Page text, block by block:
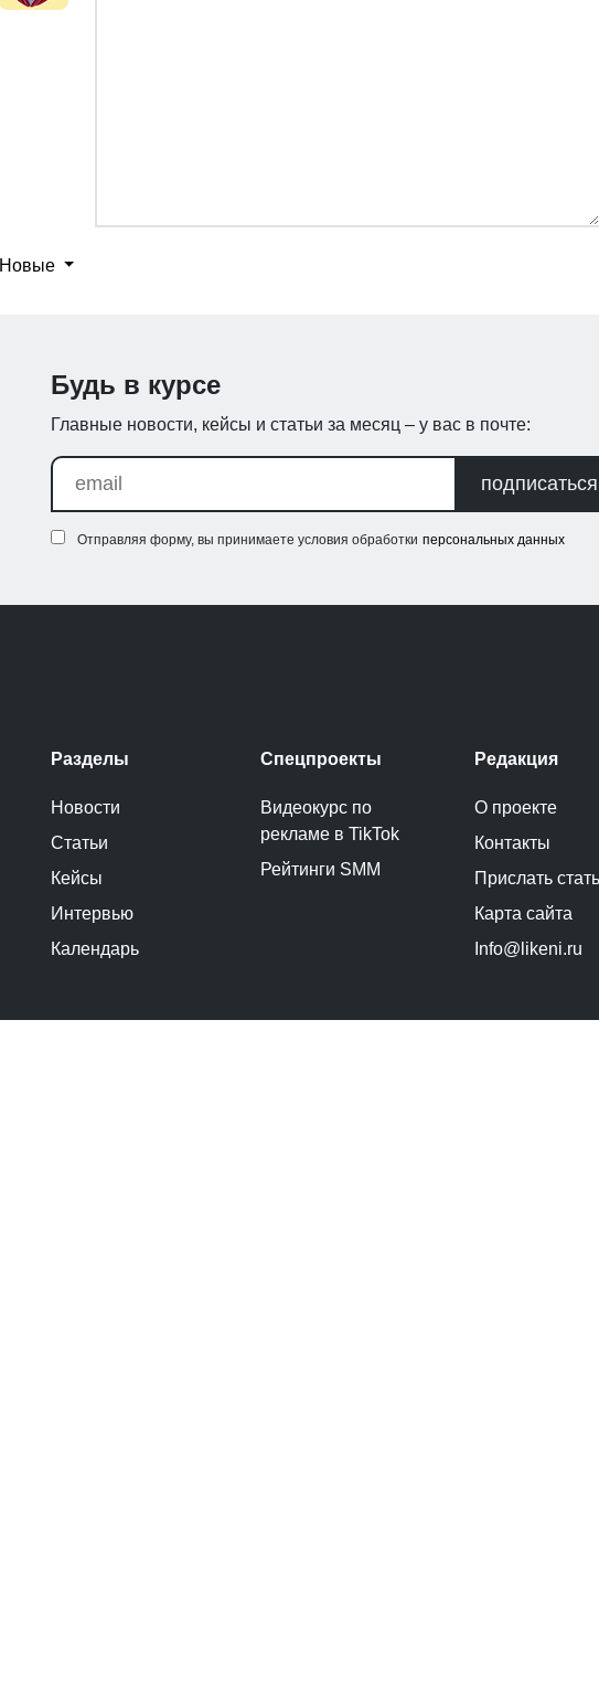
Новые
Будь в курсе
Главные новости, кейсы и статьи за месяц – у вас в почте:
подписаться
Отправляя форму, вы принимаете условия обработки персональных данных
Разделы
Новости
Статьи
Кейсы
Интервью
Календарь
Спецпроекты
Видеокурс по
рекламе в TikTok
Рейтинги SMM
Редакция
О проекте
Контакты
Прислать
Карта сайта
Info@likeni.ru